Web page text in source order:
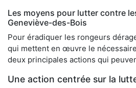
Les moyens pour lutter contre
Geneviève-des-Bois
Pour éradiquer les rongeurs
qui mettent en œuvre le
deux principales actions qui
Une action centrée sur la